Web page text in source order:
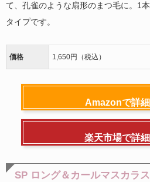
て、孔雀のような扇形のまつ毛に。1
タイプです。
価格 1,650円（税込）
Amazonで詳
楽天市場で詳
SP ロング＆カールマスカラ